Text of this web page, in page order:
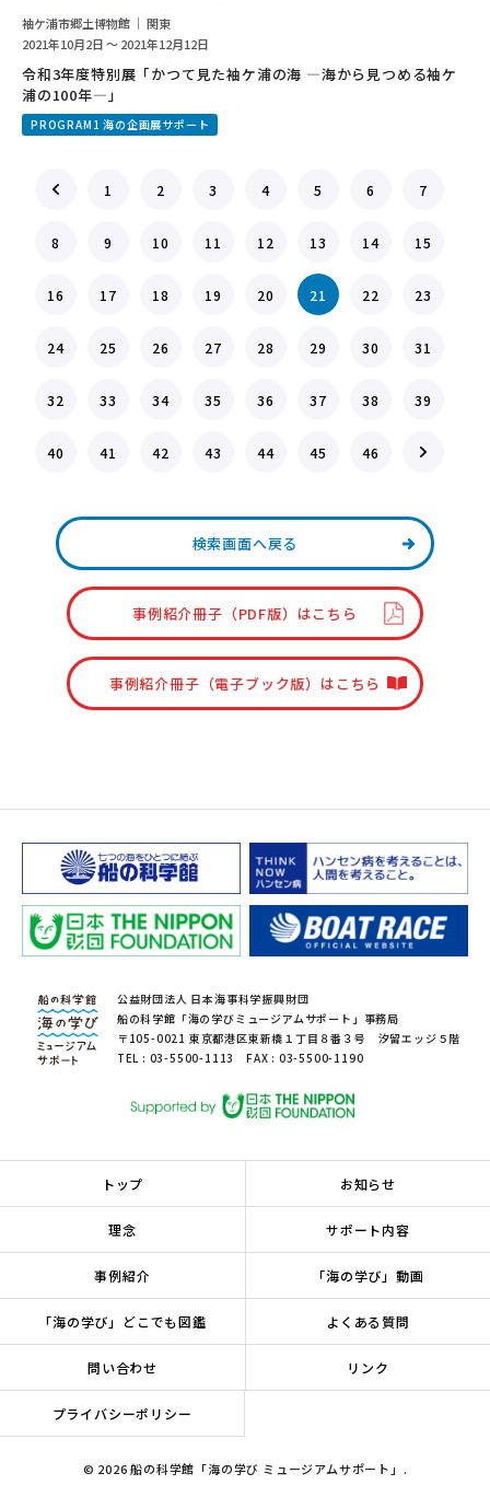
袖ケ浦市郷土博物館 ｜ 関東
2021年10月2日 ～ 2021年12月12日
令和3年度特別展「かつて見た袖ケ浦の海 ―海から見つめる袖ケ
浦の100年―」
PROGRAM1 海の企画展サポート
1 2 3 4 5 6 7
8 9 10 11 12 13 14 15
16 17 18 19 20 21 22 23
24 25 26 27 28 29 30 31
32 33 34 35 36 37 38 39
40 41 42 43 44 45 46
検索画面へ戻る
事例紹介冊子（PDF版）はこちら
事例紹介冊子（電子ブック版）はこちら
公益財団法人 日本海事科学振興財団
船の科学館「海の学びミュージアムサポート」事務局
〒105-0021 東京都港区東新橋１丁目８番３号 汐留エッジ５階
TEL : 03-5500-1113 FAX : 03-5500-1190
トップ お知らせ
理念 サポート内容
事例紹介 「海の学び」動画
「海の学び」どこでも図鑑 よくある質問
問い合わせ リンク
プライバシーポリシー
© 2026 船の科学館「海の学び ミュージアムサポート」.